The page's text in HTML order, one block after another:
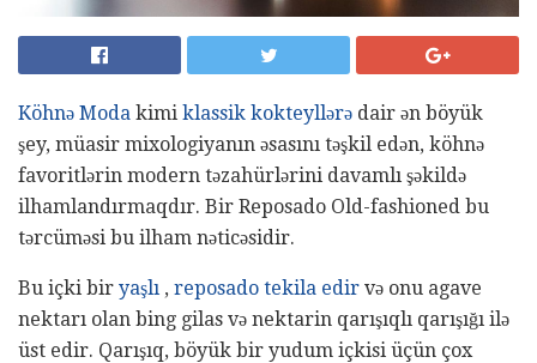
Köhnə Moda kimi klassik kokteyllərə dair ən böyük
şey, müasir mixologiyanın əsasını təşkil edən, köhnə
favoritlərin modern təzahürlərini davamlı şəkildə
ilhamlandırmaqdır. Bir Reposado Old-fashioned bu
tərcüməsi bu ilham nəticəsidir.
Bu içki bir yaşlı , reposado tekila edir və onu agave
nektarı olan bing gilas və nektarin qarışıqlı qarışığı ilə
üst edir. Qarışıq, böyük bir yudum içkisi üçün çox